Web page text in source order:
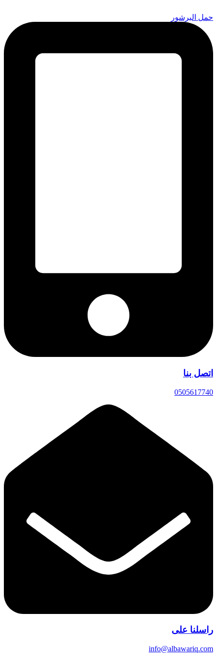
to
content
حمل البرشور
اتصل بنا
0505617740
راسلنا على
info@albawariq.com